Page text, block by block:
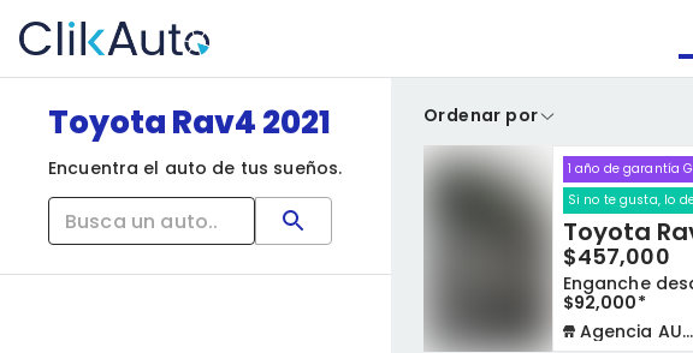
Toyota Rav4 2021
Encuentra el auto de tus sueños.
Ordenar por
1 año de garantía
Si no te gusta, lo
Toyota
$457,000
Enganche
$92,000*
Agencia AUTOCOM